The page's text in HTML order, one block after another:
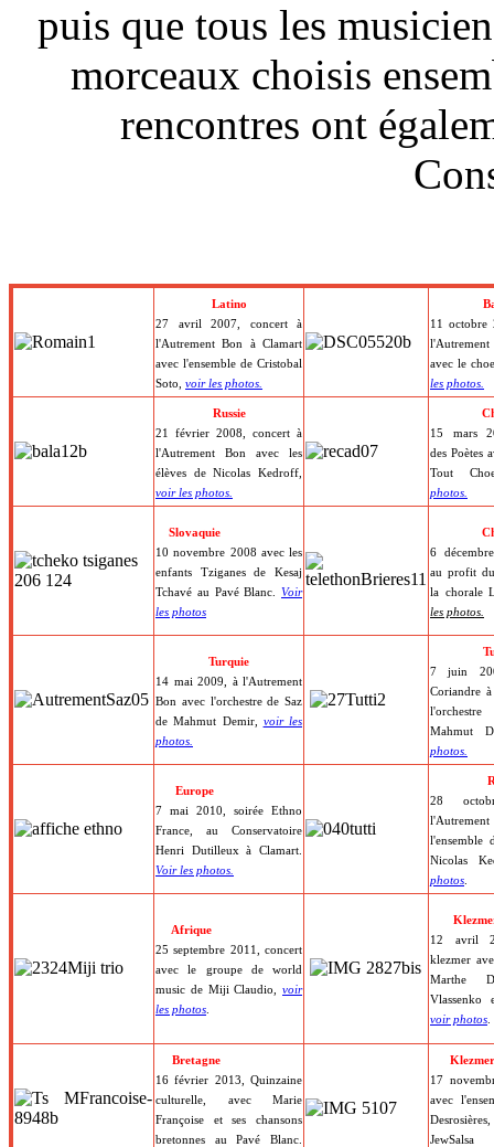
puis que tous les
morceaux choisis
rencontres ont
Latino
27 avril 2007, concert à
l'Autrement Bon à Clamart
avec l'ensemble de Cristobal
Soto, voir les photos.
11 octobre
avec le
les photos.
Russie
21 février 2008, concert à
l'Autrement Bon avec les
élèves de Nicolas Kedroff,
voir les photos.
15 mars
des Poètes
Tout
photos.
Slovaquie
10 novembre 2008 avec les
enfants Tziganes de Kesaj
Tchavé au Pavé Blanc. Voir
les photos
6
au profit
la chorale
les photos.
Turquie
14 mai 2009, à l'Autrement
Bon avec l'orchestre de Saz
de Mahmut Demir, voir les
photos.
7 juin
Coriandre
Mahmut
photos.
Europe
7 mai 2010, soirée Ethno
France, au Conservatoire
Henri Dutilleux à Clamart.
Voir les photos.
28
l'ensemble
Nicolas
photos
Afrique
25 septembre 2011, concert
avec le groupe de world
music de Miji Claudio, voir
les photos
12 avril
klezmer
Marthe
Vlassenko
voir photos
Bretagne
16 février 2013, Quinzaine
culturelle, avec Marie
Françoise et ses chansons
bretonnes au Pavé Blanc.
Klezmer
17
avec